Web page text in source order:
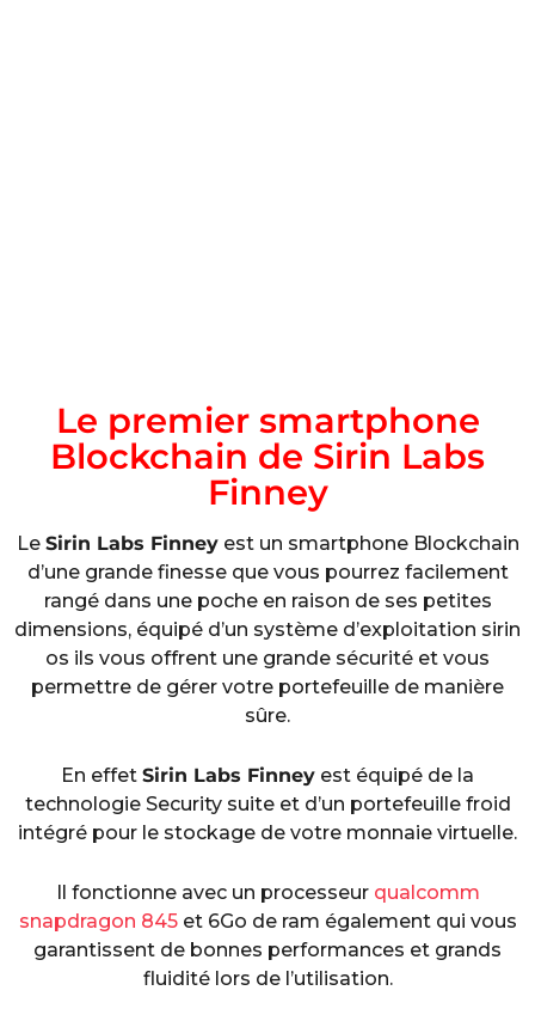
Le premier smartphone
Blockchain de Sirin Labs
Finney
Le Sirin Labs Finneyest un smartphone Blockchain
d’une grande finesse que vous pourrez facilement
rangé dans une poche en raison de ses petites
dimensions, équipé d’un système d’exploitation sirin
os ils vous offrent une grande sécurité et vous
permettre de gérer votre portefeuille de manière
sûre.
En effet Sirin Labs Finney est équipé de la
technologie Security suite et d’un portefeuille froid
intégré pour le stockage de votre monnaie virtuelle.
Il fonctionne avec un processeur qualcomm
snapdragon 845et 6Go de ram également qui vous
garantissent de bonnes performances et grands
fluidité lors de l’utilisation.